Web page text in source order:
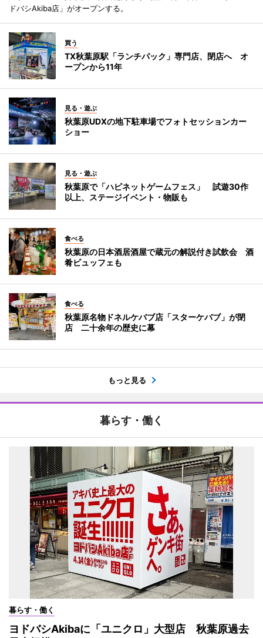
ドバシAkiba店」がオープンする。
買う
TX秋葉原駅「ランチパック」専門店、閉店へ オ
ープンから11年
見る・遊ぶ
秋葉原UDXの地下駐車場でフォトセッションカー
ショー
見る・遊ぶ
秋葉原で「ハピネットゲームフェス」 試遊30作
以上、ステージイベント・物販も
食べる
秋葉原の日本酒居酒屋で蔵元の解説付き試飲会 酒
肴ビュッフェも
食べる
秋葉原名物ドネルケバブ店「スターケバブ」が閉
店 二十余年の歴史に幕
もっと見る
暮らす・働く
暮らす・働く
ヨドバシAkibaに「ユニクロ」大型店 秋葉原過去